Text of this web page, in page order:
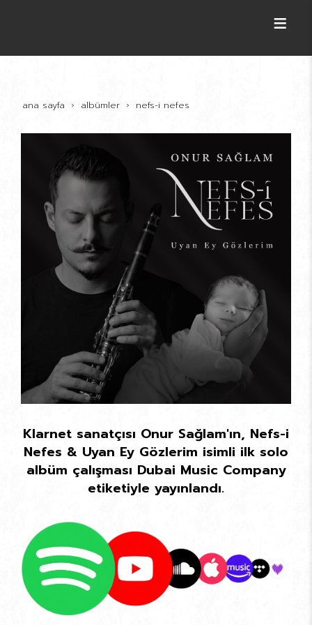
ana sayfa albümler nefs-i nefes
Klarnet sanatçısı Onur Sağlam'ın, Nefs-i
Nefes & Uyan Ey Gözlerim isimli ilk solo
albüm çalışması Dubai Music Company
etiketiyle yayınlandı.